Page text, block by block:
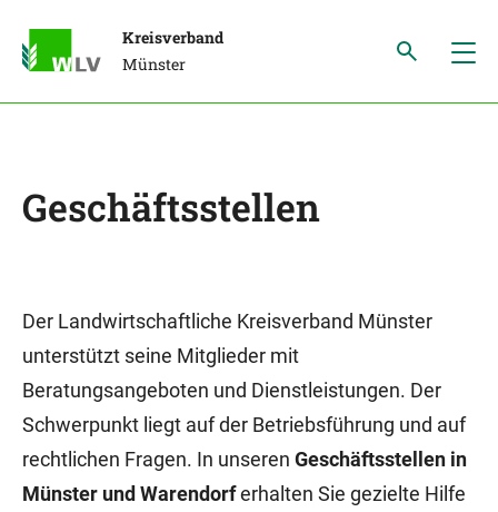
Kreisverband
Münster
Geschäftsstellen
Der Landwirtschaftliche Kreisverband Münster
unterstützt seine Mitglieder mit
Beratungsangeboten und Dienstleistungen. Der
Schwerpunkt liegt auf der Betriebsführung und auf
rechtlichen Fragen. In unseren Geschäftsstellen in
Münster und Warendorferhalten Sie gezielte Hilfe